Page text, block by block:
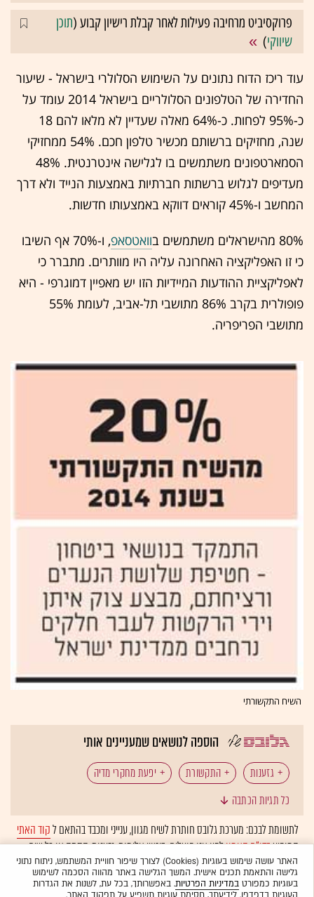
פרוקסיביט מרחיבה פעילות לאחר קבלת רישיון קבוע (תוכן
שיווקי)
עוד ריכז הדוח נתונים על השימוש הסלולרי בישראל - שיעור
החדירה של הטלפונים הסלולריים בישראל 2014 עומד על
כ-95% לפחות. כ-64% מאלה שעדיין לא מלאו להם 18
שנה, מחזיקים ברשותם מכשיר טלפון חכם. 54% ממחזיקי
הסמארטפונים משתמשים בו לגלישה אינטרנטית. 48%
מעדיפים לגלוש ברשתות חברתיות באמצעות הנייד ולא דרך
המחשב ו-45% קוראים דווקא באמצעותו חדשות.
80% מהישראלים משתמשים ב וואטסאפ
, ו-70% אף השיבו
כי זו האפליקציה האחרונה עליה היו מוותרים. מתברר כי
לאפליקציית ההודעות המיידיות הזו יש מאפיין דמוגרפי - היא
פופולרית בקרב 86% מתושבי תל-אביב, לעומת 55%
מתושבי הפריפריה.
השיח התקשורתי
הוספה לנושאים שמעניינים אותי
גזענות התקשורת יפעת מחקרי מדיה
כל תגיות הכתבה
לתשומת לבכם: מערכת גלובס חותרת לשיח מגוון, ענייני ומכבד בהתאם לקוד האתי
המופיעבדו"ח האמוןלפיו אנו פועלים. ביטויי אלימות, גזענות, הסתה או כל שיח
בלתי הולם אחר מסוננים בצורהאוטומטיתולא יפורסמו באתר.
האתר עושה שימוש בעוגיות (Cookies) לצורך שיפור חוויית המשתמש, ניתוח נתוני
גלישה והתאמת תכנים אישית. המשך הגלישה באתר מהווה הסכמה לשימוש
בעוגיות כמפורטבמדיניות הפרטיות. באפשרותך, בכל עת, לשנות את הגדרות